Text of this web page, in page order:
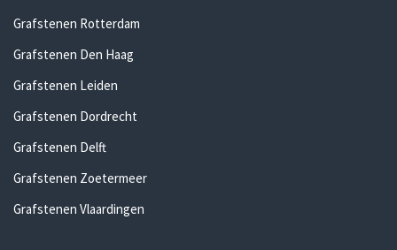
Grafstenen Rotterdam
Grafstenen Den Haag
Grafstenen Leiden
Grafstenen Dordrecht
Grafstenen Delft
Grafstenen Zoetermeer
Grafstenen Vlaardingen